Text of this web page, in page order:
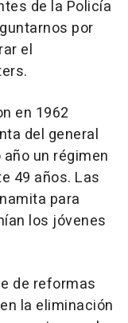
de la Policía
por
el
en 1962
del general
un régimen
49 años. Las
para
los jóvenes
de reformas
la eliminación